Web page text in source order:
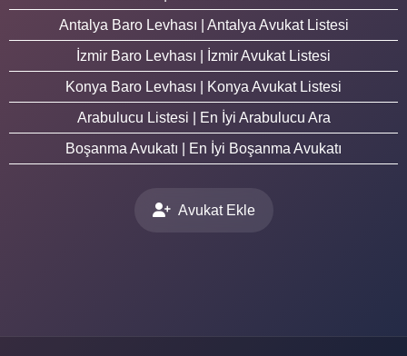
Antalya Baro Levhası | Antalya Avukat Listesi
İzmir Baro Levhası | İzmir Avukat Listesi
Konya Baro Levhası | Konya Avukat Listesi
Arabulucu Listesi | En İyi Arabulucu Ara
Boşanma Avukatı | En İyi Boşanma Avukatı
Avukat Ekle